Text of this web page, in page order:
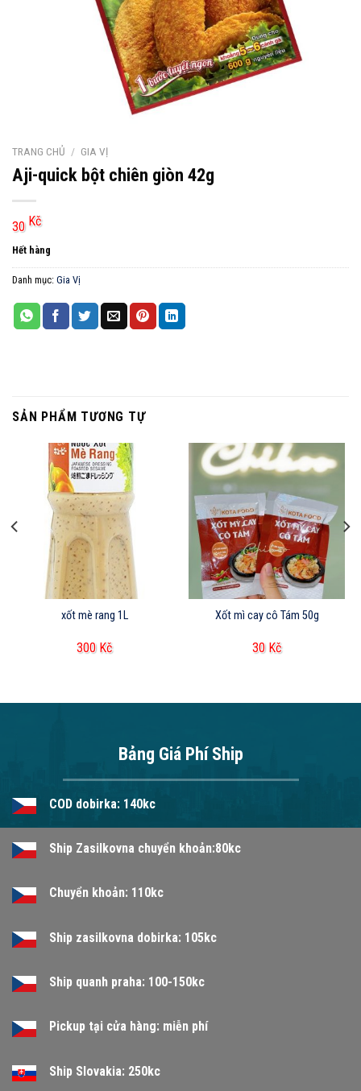
TRANG CHỦ / GIA VỊ
Aji-quick bột chiên giòn 42g
30 Kč
Hết hàng
Danh mục: Gia Vị
SẢN PHẨM TƯƠNG TỰ
xốt mè rang 1L
300 Kč
Xốt mì cay cô Tám 50g
30 Kč
Bảng Giá Phí Ship
COD dobirka: 140kc
Ship Zasilkovna chuyển khoản:80kc
Chuyển khoản: 110kc
Ship zasilkovna dobirka: 105kc
Ship quanh praha: 100-150kc
Pickup tại cửa hàng: miễn phí
Ship Slovakia: 250kc